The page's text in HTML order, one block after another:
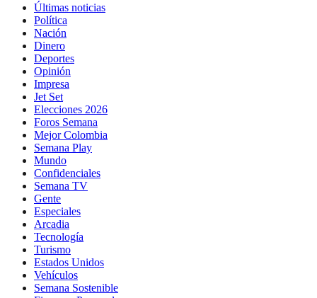
Últimas noticias
Política
Nación
Dinero
Deportes
Opinión
Impresa
Jet Set
Elecciones 2026
Foros Semana
Mejor Colombia
Semana Play
Mundo
Confidenciales
Semana TV
Gente
Especiales
Arcadia
Tecnología
Turismo
Estados Unidos
Vehículos
Semana Sostenible